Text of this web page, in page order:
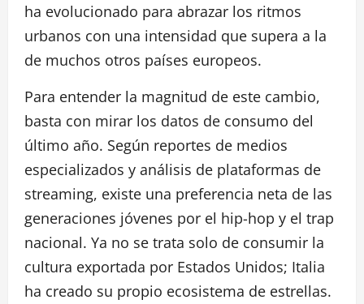
ha evolucionado para abrazar los ritmos
urbanos con una intensidad que supera a la
de muchos otros países europeos.
Para entender la magnitud de este cambio,
basta con mirar los datos de consumo del
último año. Según reportes de medios
especializados y análisis de plataformas de
streaming, existe una preferencia neta de las
generaciones jóvenes por el hip-hop y el trap
nacional. Ya no se trata solo de consumir la
cultura exportada por Estados Unidos; Italia
ha creado su propio ecosistema de estrellas.